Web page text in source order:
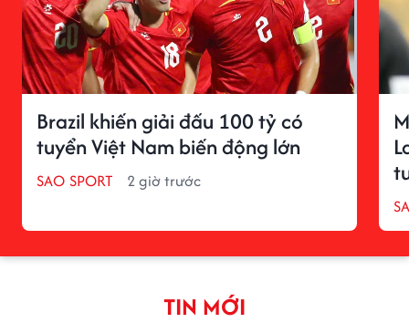
Brazil khiến giải đấu 100 tỷ có
tuyển Việt Nam biến động lớn
SAO SPORT 2 giờ trước
TIN MỚI